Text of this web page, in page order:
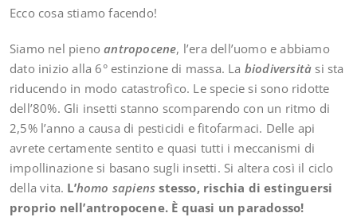
Ecco cosa stiamo facendo!
Siamo nel pienoantropocene, l’era dell’uomo e abbiamo
dato inizio alla 6° estinzione di massa. La biodiversità si sta
riducendo in modo catastrofico. Le specie si sono ridotte
dell’80%. Gli insetti stanno scomparendo con un ritmo di
2,5% l’anno a causa di pesticidi e fitofarmaci. Delle api
avrete certamente sentito e quasi tutti i meccanismi di
impollinazione si basano sugli insetti. Si altera così il ciclo
della vita. L’homo sapiens stesso, rischia di estinguersi
proprio nell’antropocene. È quasi un paradosso!